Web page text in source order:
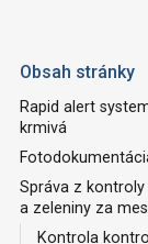
Obsah stránky
Rapid alert
krmivá
Správa z
a zeleniny za
Kontrola